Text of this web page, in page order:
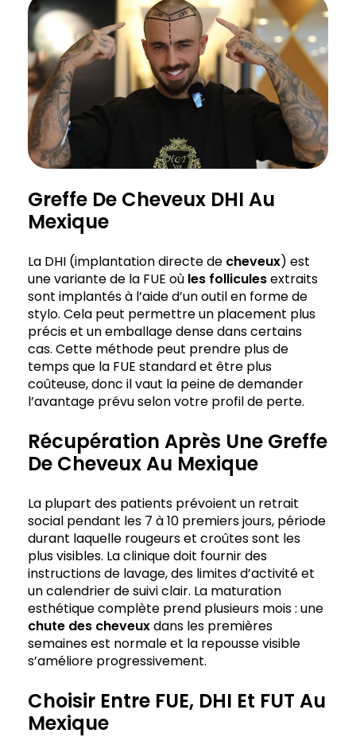
Greffe De Cheveux DHI Au
Mexique
La DHI (implantation directe de cheveux) est
une variante de la FUE où les folliculesextraits
sont implantés à l’aide d’un outil en forme de
stylo. Cela peut permettre un placement plus
précis et un emballage dense dans certains
cas. Cette méthode peut prendre plus de
temps que la FUE standard et être plus
coûteuse, donc il vaut la peine de demander
l’avantage prévu selon votre profil de perte.
Récupération Après Une Greffe
De Cheveux Au Mexique
La plupart des patients prévoient un retrait
social pendant les 7 à 10 premiers jours, période
durant laquelle rougeurs et croûtes sont les
plus visibles. La clinique doit fournir des
instructions de lavage, des limites d’activité et
un calendrier de suivi clair. La maturation
esthétique complète prend plusieurs mois : une
chute des cheveuxdans les premières
semaines est normale et la repousse visible
s’améliore progressivement.
Choisir Entre FUE, DHI Et FUT Au
Mexique